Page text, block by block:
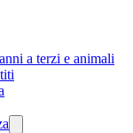
a terzi e animali